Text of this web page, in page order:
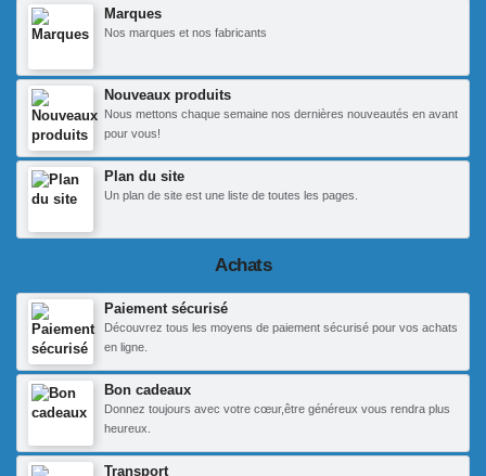
Marques
Nos marques et nos fabricants
Nouveaux produits
Nous mettons chaque semaine nos dernières nouveautés en avant
pour vous!
Plan du site
Un plan de site est une liste de toutes les pages.
Achats
Paiement sécurisé
Découvrez tous les moyens de paiement sécurisé pour vos achats
en ligne.
Bon cadeaux
Donnez toujours avec votre cœur,être généreux vous rendra plus
heureux.
Transport